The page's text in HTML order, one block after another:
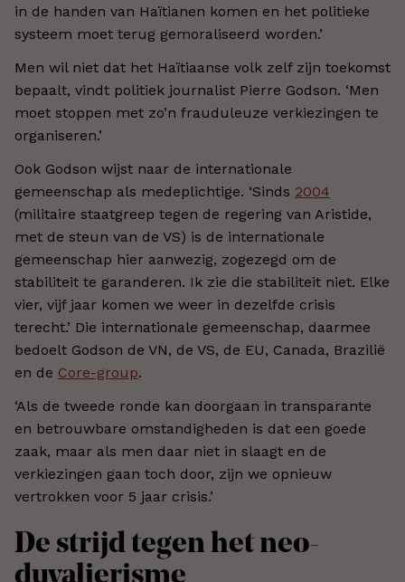
in de handen van Haïtianen komen en het politieke
systeem moet terug gemoraliseerd worden.’
Men wil niet dat het Haïtiaanse volk zelf zijn toekomst
bepaalt, vindt politiek journalist Pierre Godson. ‘Men
moet stoppen met zo’n frauduleuze verkiezingen te
organiseren.’
Ook Godson wijst naar de internationale
gemeenschap als medeplichtige. ‘Sinds 2004
(militaire staatgreep tegen de regering van Aristide,
met de steun van de VS) is de internationale
gemeenschap hier aanwezig, zogezegd om de
stabiliteit te garanderen. Ik zie die stabiliteit niet. Elke
vier, vijf jaar komen we weer in dezelfde crisis
terecht.’ Die internationale gemeenschap, daarmee
bedoelt Godson de VN, de VS, de EU, Canada, Brazilië
en de Core-group.
‘Als de tweede ronde kan doorgaan in transparante
en betrouwbare omstandigheden is dat een goede
zaak, maar als men daar niet in slaagt en de
verkiezingen gaan toch door, zijn we opnieuw
vertrokken voor 5 jaar crisis.’
De strijd tegen het neo-